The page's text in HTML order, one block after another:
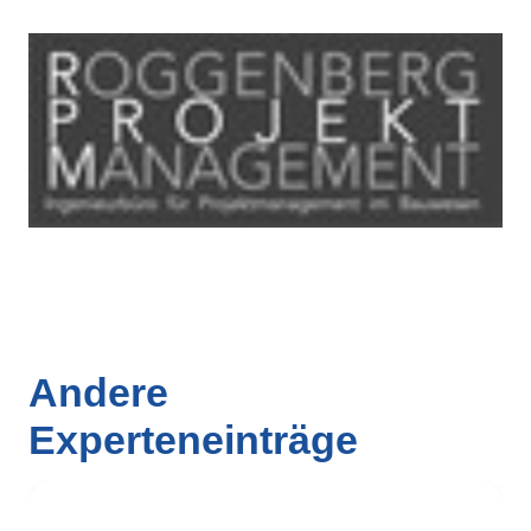
Andere
Experteneinträge